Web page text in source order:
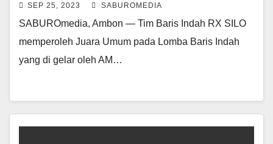
SEP 25, 2023 SABUROMEDIA
SABUROmedia, Ambon — Tim Baris Indah RX SILO
memperoleh Juara Umum pada Lomba Baris Indah
yang di gelar oleh AM…